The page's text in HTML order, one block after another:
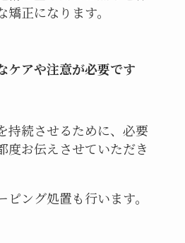
正になります。
ケアや注意が必要です
持続させるために、必要
度お伝えさせていただき
ング処置も行います。